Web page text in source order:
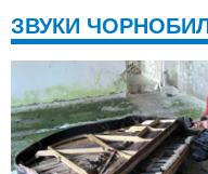
ЗВУКИ